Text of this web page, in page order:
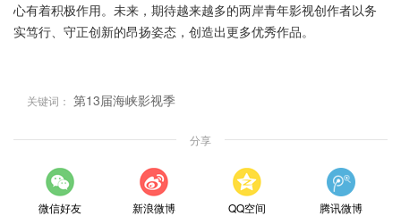
心有着积极作用。未来，期待越来越多的两岸青年影视创作者以务
实笃行、守正创新的昂扬姿态，创造出更多优秀作品。
关键词： 第13届海峡影视季
分享
微信好友 新浪微博 QQ空间 腾讯微博